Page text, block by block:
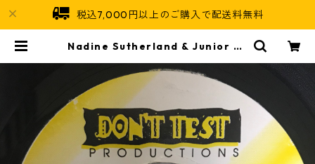
税込7,000円以上のご購入で配送料無料
Nadine Sutherland & Junior Tu
4】 | Jamaican Soul